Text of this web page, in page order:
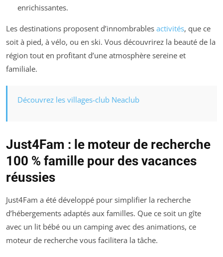
enrichissantes.
Les destinations proposent d’innombrables activités, que ce
soit à pied, à vélo, ou en ski. Vous découvrirez la beauté de la
région tout en profitant d’une atmosphère sereine et
familiale.
Découvrez les villages-club Neaclub
Just4Fam : le moteur de recherche
100 % famille pour des vacances
réussies
Just4Fam a été développé pour simplifier la recherche
d’hébergements adaptés aux familles. Que ce soit un gîte
avec un lit bébé ou un camping avec des animations, ce
moteur de recherche vous facilitera la tâche.